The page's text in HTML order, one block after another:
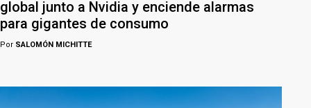
global junto a Nvidia y enciende alarmas
para gigantes de consumo
Por SALOMÓN MICHITTE